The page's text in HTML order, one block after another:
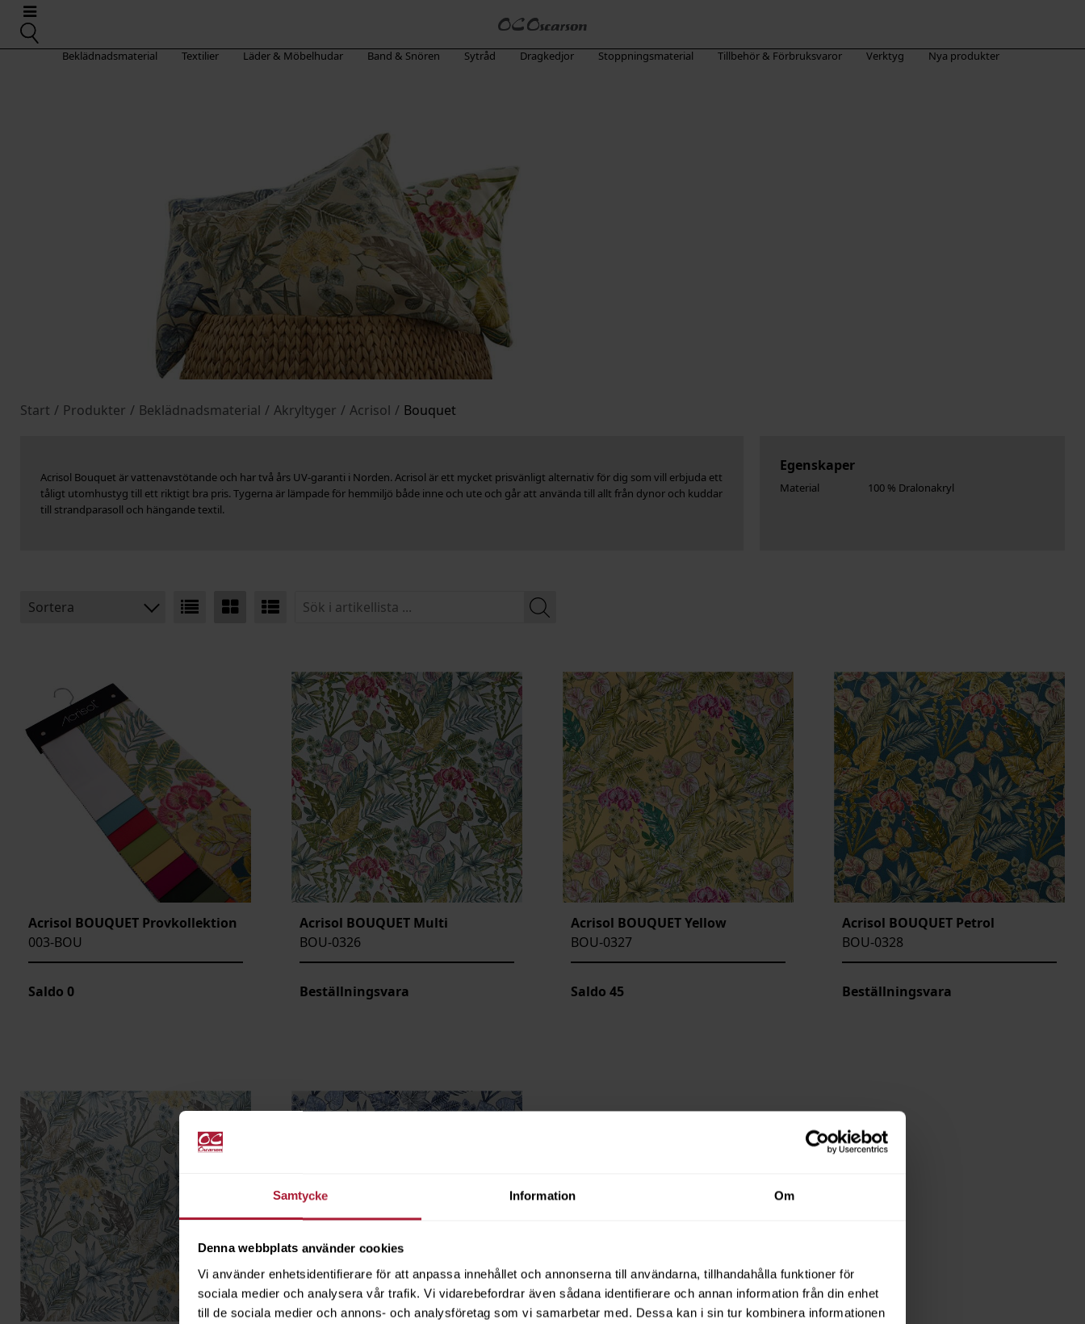
Samtycke Information Om
Denna webbplats använder cookies
Vi använder enhetsidentifierare för att anpassa innehållet och annonserna till användarna, tillhandahålla funktioner för
sociala medier och analysera vår trafik. Vi vidarebefordrar även sådana identifierare och annan information från din enhet
till de sociala medier och annons- och analysföretag som vi samarbetar med. Dessa kan i sin tur kombinera informationen
Beklädnadsmaterial Textilier Läder & Möbelhudar Band & Snören Sytråd Dragkedjor Stoppningsmaterial Tillbehör & Förbruksvaror Verktyg Nya produkter
Start / Produkter / Beklädnadsmaterial / Akryltyger / Acrisol / Bouquet
Acrisol Bouquet är vattenavstötande och har två års UV-garanti i Norden. Acrisol är ett mycket prisvänligt alternativ för dig som vill erbjuda ett
tåligt utomhustyg till ett riktigt bra pris. Tygerna är lämpade för hemmiljö både inne och ute och går att använda till allt från dynor och kuddar
till strandparasoll och hängande textil.
Egenskaper
Material 100 % Dralonakryl
Sortera
ARTIKELKOD:
Acrisol BOUQUET Provkollektion
003-BOU
Saldo 0
Acrisol BOUQUET Multi
BOU-0326
Beställningsvara
Acrisol BOUQUET Yellow
BOU-0327
Saldo 45
Acrisol BOUQUET Petrol
BOU-0328
Beställningsvara